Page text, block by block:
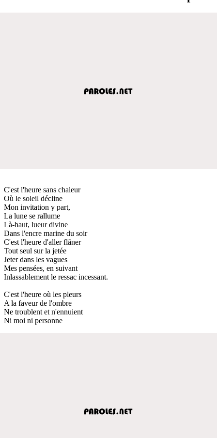
C'est l'heure sans chaleur
Où le soleil décline
Mon invitation y part,
La lune se rallume
Là-haut, lueur divine
Dans l'encre marine du soir
C'est l'heure d'aller flâner
Tout seul sur la jetée
Jeter dans les vagues
Mes pensées, en suivant
Inlassablement le ressac incessant.
C'est l'heure où les pleurs
A la faveur de l'ombre
Ne troublent et n'ennuient
Ni moi ni personne